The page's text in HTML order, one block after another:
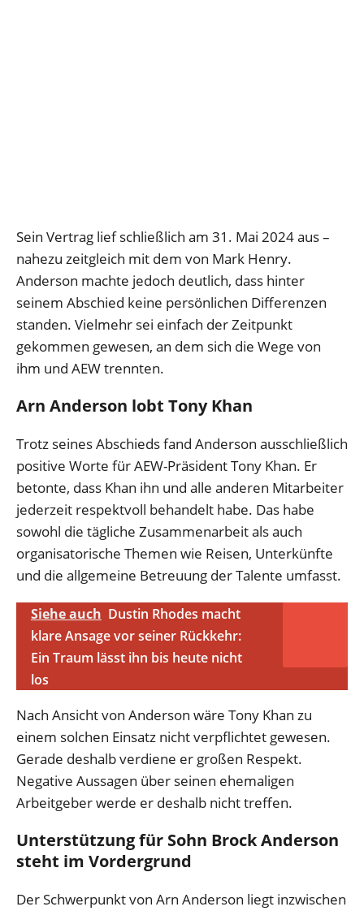
Sein Vertrag lief schließlich am 31. Mai 2024 aus –
nahezu zeitgleich mit dem von Mark Henry.
Anderson machte jedoch deutlich, dass hinter
seinem Abschied keine persönlichen Differenzen
standen. Vielmehr sei einfach der Zeitpunkt
gekommen gewesen, an dem sich die Wege von
ihm und AEW trennten.
Arn Anderson lobt Tony Khan
Trotz seines Abschieds fand Anderson ausschließlich
positive Worte für AEW-Präsident Tony Khan. Er
betonte, dass Khan ihn und alle anderen Mitarbeiter
jederzeit respektvoll behandelt habe. Das habe
sowohl die tägliche Zusammenarbeit als auch
organisatorische Themen wie Reisen, Unterkünfte
und die allgemeine Betreuung der Talente umfasst.
Siehe auch Dustin Rhodes macht
klare Ansage vor seiner Rückkehr:
Ein Traum lässt ihn bis heute nicht
los
Nach Ansicht von Anderson wäre Tony Khan zu
einem solchen Einsatz nicht verpflichtet gewesen.
Gerade deshalb verdiene er großen Respekt.
Negative Aussagen über seinen ehemaligen
Arbeitgeber werde er deshalb nicht treffen.
Unterstützung für Sohn Brock Anderson
steht im Vordergrund
Der Schwerpunkt von Arn Anderson liegt inzwischen